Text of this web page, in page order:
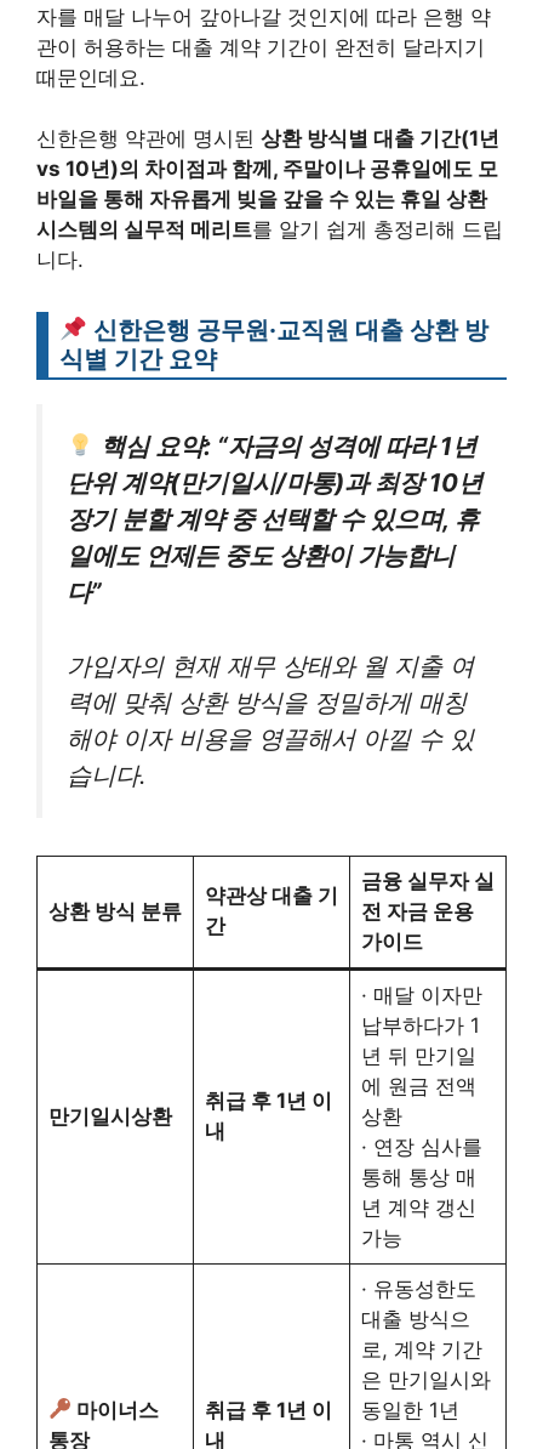
자를 매달 나누어 갚아나갈 것인지에 따라 은행 약
관이 허용하는 대출 계약 기간이 완전히 달라지기
때문인데요.
신한은행 약관에 명시된 상환 방식별 대출 기간(1년
vs 10년)의 차이점과 함께, 주말이나 공휴일에도 모
바일을 통해 자유롭게 빚을 갚을 수 있는 휴일 상환
시스템의 실무적 메리트를 알기 쉽게 총정리해 드립
니다.
신한은행 공무원·교직원 대출 상환 방
식별 기간 요약
핵심 요약: “자금의 성격에 따라 1년
단위 계약(만기일시/마통)과 최장 10년
장기 분할 계약 중 선택할 수 있으며, 휴
일에도 언제든 중도 상환이 가능합니
다”
가입자의 현재 재무 상태와 월 지출 여
력에 맞춰 상환 방식을 정밀하게 매칭
해야 이자 비용을 영끌해서 아낄 수 있
습니다.
상환 방식 분류
약관상 대출 기
간
금융 실무자 실
전 자금 운용
가이드
만기일시상환
취급 후 1년 이
내
· 매달 이자만
납부하다가 1
년 뒤 만기일
에 원금 전액
상환
· 연장 심사를
통해 통상 매
년 계약 갱신
가능
마이너스
통장
취급 후 1년 이
내
· 유동성한도
대출 방식으
로, 계약 기간
은 만기일시와
동일한 1년
· 마통 역시 신